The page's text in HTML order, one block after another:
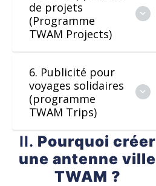
de projets
(Programme
TWAM Projects)
6. Publicité pour
voyages solidaires
(programme
TWAM Trips)
II. Pourquoi créer
une antenne ville
TWAM ?